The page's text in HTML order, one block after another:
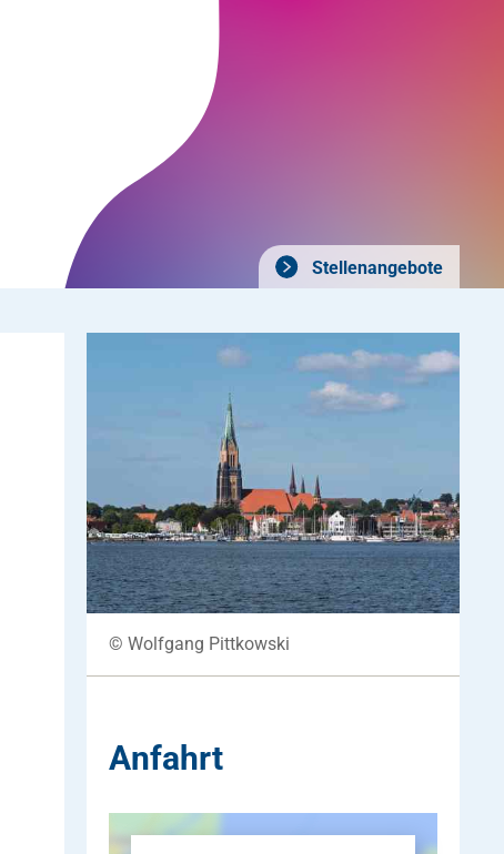
Stellenangebote
© Wolfgang Pittkowski
Anfahrt